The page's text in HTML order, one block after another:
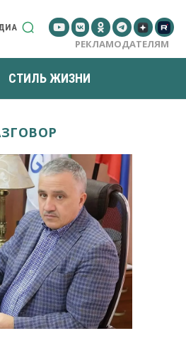
РЕКЛАМОДАТЕЛЯМ
СТИЛЬ ЖИЗНИ